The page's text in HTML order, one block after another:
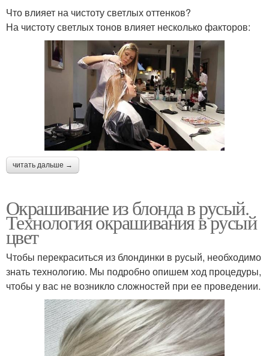
Что влияет на чистоту светлых оттенков?
На чистоту светлых тонов влияет несколько факторов:
читать дальше →
Окрашивание из блонда в русый.
Технология окрашивания в русый
цвет
Чтобы перекраситься из блондинки в русый, необходимо
знать технологию. Мы подробно опишем ход процедуры,
чтобы у вас не возникло сложностей при ее проведении.